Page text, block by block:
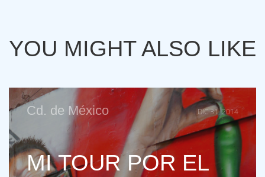
YOU MIGHT ALSO LIKE
Cd. de México DIC 31, 2014
MI TOUR POR EL